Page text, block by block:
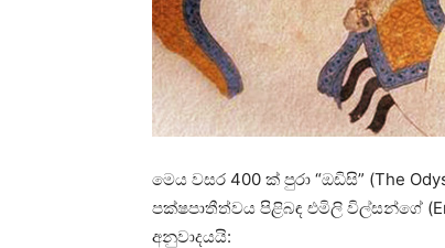
මෙය වසර 400 ක් පුරා “ඔඩිසි” (The
පක්ෂපාතීත්වය පිළිබඳ එමිලි විල්සන්ගේ
අනුවාදයයි: